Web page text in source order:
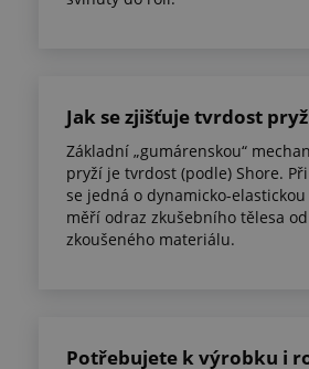
Jak se zjišťuje tvrdost
Základní „gumárenskou“
pryží je tvrdost (podle) Shore.
se jedná o dynamicko-elastickou
měří odraz zkušebního tělesa
zkoušeného materiálu.
Potřebujete k výrobku i